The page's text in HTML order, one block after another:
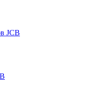
JCB